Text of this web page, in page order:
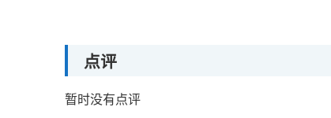
点评
暂时没有点评